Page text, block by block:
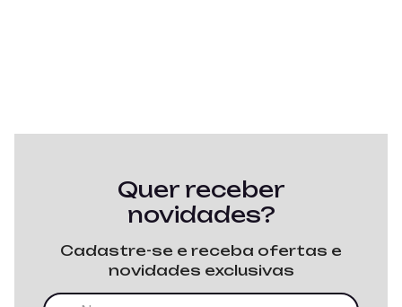
Quer receber
novidades?
Cadastre-se e receba ofertas e
novidades exclusivas